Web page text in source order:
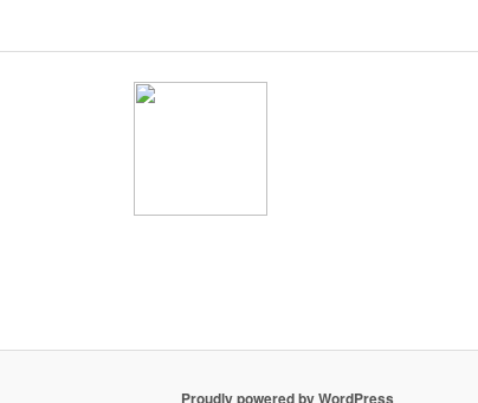
Proudly powered by WordPress